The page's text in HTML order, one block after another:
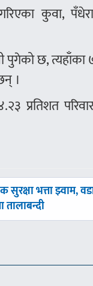
कुवा,
पुगेको छ,
।
प्रतिशत
भत्ता झ्वाम,
तालाबन्दी